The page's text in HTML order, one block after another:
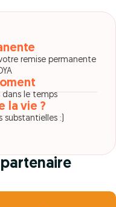
remise permanente
le temps
la vie ?
substantielles :)